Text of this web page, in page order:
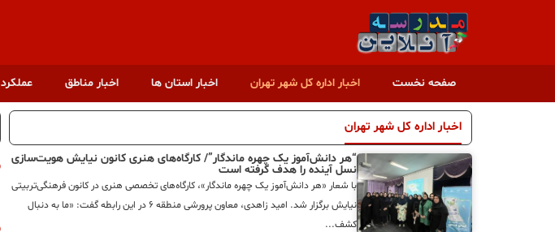
صفحه نخست اخبار اداره کل شهر تهران اخبار استان ها اخبار مناطق عملکرد
اخبار اداره کل شهر تهران
“هر دانش‌آموز یک چهره ماندگار”/ کارگاه‌های هنری کانون نیایش هویت‌سازی
نسل آینده را هدف گرفته است
با شعار «هر دانش‌آموز یک چهره ماندگار»، کارگاه‌های تخصصی هنری در کانون فرهنگی‌تربیتی
نیایش برگزار شد. امید زاهدی، معاون پرورشی منطقه ۶ در این رابطه گفت: «ما به دنبال
کشف...